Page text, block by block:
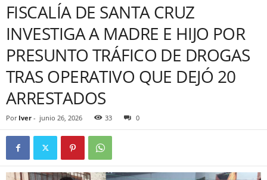
FISCALÍA DE SANTA CRUZ
INVESTIGA A MADRE E HIJO POR
PRESUNTO TRÁFICO DE DROGAS
TRAS OPERATIVO QUE DEJÓ 20
ARRESTADOS
Por Iver - junio 26, 2026 33 0